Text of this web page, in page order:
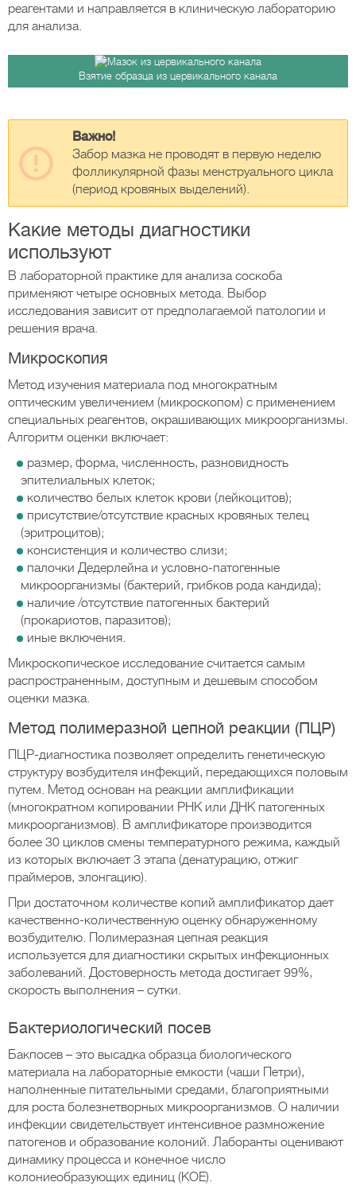
реагентами и направляется в клиническую лабораторию
для анализа.
Взятие образца из цервикального канала
Важно!
Забор мазка не проводят в первую неделю
фолликулярной фазы менструального цикла
(период кровяных выделений).
Какие методы диагностики
используют
В лабораторной практике для анализа соскоба
применяют четыре основных метода. Выбор
исследования зависит от предполагаемой патологии и
решения врача.
Микроскопия
Метод изучения материала под многократным
оптическим увеличением (микроскопом) с применением
специальных реагентов, окрашивающих микроорганизмы.
Алгоритм оценки включает:
размер, форма, численность, разновидность
эпителиальных клеток;
количество белых клеток крови (лейкоцитов);
присутствие/отсутствие красных кровяных телец
(эритроцитов);
консистенция и количество слизи;
палочки Дедерлейна и условно-патогенные
микроорганизмы (бактерий, грибков рода кандида);
наличие /отсутствие патогенных бактерий
(прокариотов, паразитов);
иные включения.
Микроскопическое исследование считается самым
распространенным, доступным и дешевым способом
оценки мазка.
Метод полимеразной цепной реакции (ПЦР)
ПЦР-диагностика позволяет определить генетическую
структуру возбудителя инфекций, передающихся половым
путем. Метод основан на реакции амплификации
(многократном копировании РНК или ДНК патогенных
микроорганизмов). В амплификаторе производится
более 30 циклов смены температурного режима, каждый
из которых включает 3 этапа (денатурацию, отжиг
праймеров, элонгацию).
При достаточном количестве копий амплификатор дает
качественно-количественную оценку обнаруженному
возбудителю. Полимеразная цепная реакция
используется для диагностики скрытых инфекционных
заболеваний. Достоверность метода достигает 99%,
скорость выполнения – сутки.
Бактериологический посев
Бакпосев – это высадка образца биологического
материала на лабораторные емкости (чаши Петри),
наполненные питательными средами, благоприятными
для роста болезнетворных микроорганизмов. О наличии
инфекции свидетельствует интенсивное размножение
патогенов и образование колоний. Лаборанты оценивают
динамику процесса и конечное число
колониеобразующих единиц (КОЕ).